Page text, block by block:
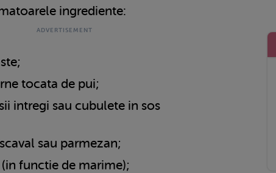
ingrediente:
tocata de pui;
intregi sau cubulete in sos
sau parmezan;
functie de marime);